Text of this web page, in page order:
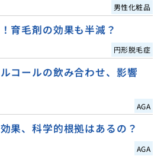
男性化粧品
育毛剤の効果も半減？
円形脱毛症
コールの飲み合わせ、影響
AGA
果、科学的根拠はあるの？
AGA